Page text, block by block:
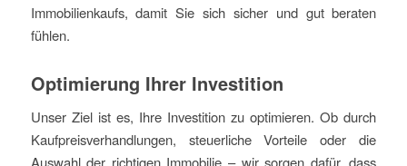
Immobilienkaufs, damit Sie sich sicher und gut beraten
fühlen.
Optimierung Ihrer Investition
Unser Ziel ist es, Ihre Investition zu optimieren. Ob durch
Kaufpreisverhandlungen, steuerliche Vorteile oder die
Auswahl der richtigen Immobilie – wir sorgen dafür, dass